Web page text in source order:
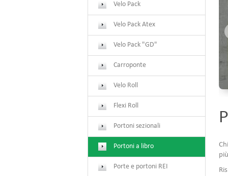
Velo Pack
Velo Pack Atex
Velo Pack "GD"
Carroponte
Velo Roll
Flexi Roll
Portoni sezionali
Portoni a libro
Porte e portoni REI